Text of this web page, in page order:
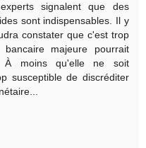
signalent que des
sont indispensables. Il y
constater que c'est trop
majeure pourrait
À moins qu'elle ne soit
susceptible de discréditer